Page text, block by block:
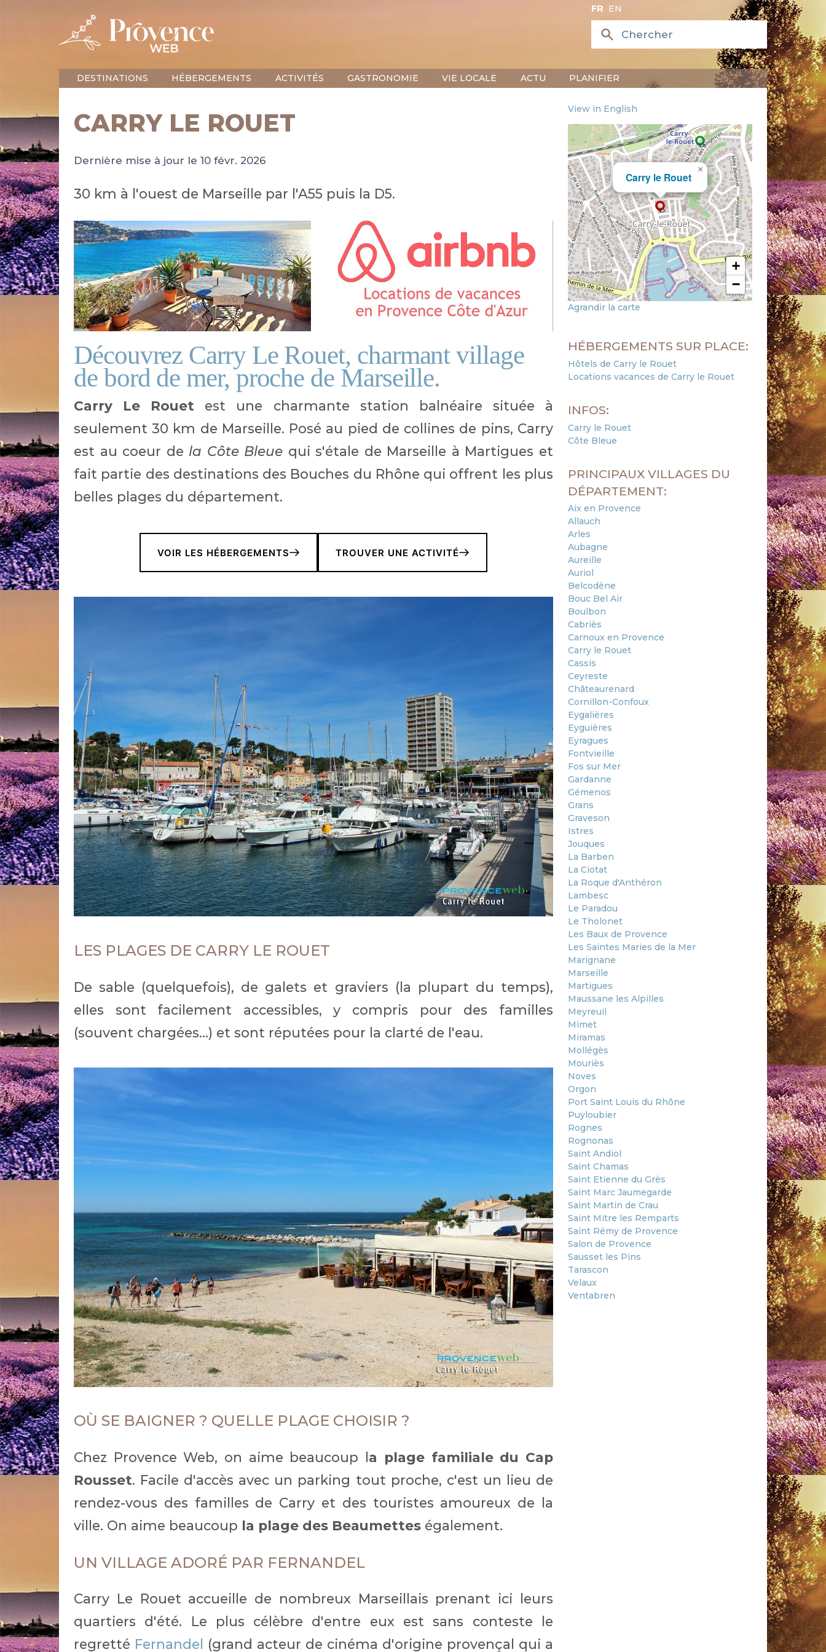
FR EN
DESTINATIONS HÉBERGEMENTS ACTIVITÉS GASTRONOMIE VIE LOCALE ACTU PLANIFIER
CARRY LE ROUET
Dernière mise à jour le 10 févr. 2026
30 km à l'ouest de Marseille par l'A55 puis la D5.
Découvrez Carry Le Rouet, charmant village
de bord de mer, proche de Marseille.
Carry Le Rouet est une charmante station balnéaire située à
seulement 30 km de Marseille. Posé au pied de collines de pins, Carry
est au coeur de la Côte Bleue qui s'étale de Marseille à Martigues et
fait partie des destinations des Bouches du Rhône qui offrent les plus
belles plages du département.
VOIR LES HÉBERGEMENTS TROUVER UNE ACTIVITÉ
LES PLAGES DE CARRY LE ROUET
De sable (quelquefois), de galets et graviers (la plupart du temps),
elles sont facilement accessibles, y compris pour des familles
(souvent chargées...) et sont réputées pour la clarté de l'eau.
OÙ SE BAIGNER ? QUELLE PLAGE CHOISIR ?
Chez Provence Web, on aime beaucoup la plage familiale du Cap
Rousset. Facile d'accès avec un parking tout proche, c'est un lieu de
rendez-vous des familles de Carry et des touristes amoureux de la
ville. On aime beaucoup la plage des Beaumetteségalement.
UN VILLAGE ADORÉ PAR FERNANDEL
Carry Le Rouet accueille de nombreux Marseillais prenant ici leurs
quartiers d'été. Le plus célèbre d'entre eux est sans conteste le
regretté Fernandel (grand acteur de cinéma d'origine provençal qui a
View in English
Carry le Rouet
×
+
−
Agrandir la carte
HÉBERGEMENTS SUR PLACE:
Hôtels de Carry le Rouet
Locations vacances de Carry le Rouet
INFOS:
Carry le Rouet
Côte Bleue
PRINCIPAUX VILLAGES DU
DÉPARTEMENT:
Aix en Provence
Allauch
Arles
Aubagne
Aureille
Auriol
Belcodène
Bouc Bel Air
Boulbon
Cabriès
Carnoux en Provence
Carry le Rouet
Cassis
Ceyreste
Châteaurenard
Cornillon-Confoux
Eygalières
Eyguières
Eyragues
Fontvieille
Fos sur Mer
Gardanne
Gémenos
Grans
Graveson
Istres
Jouques
La Barben
La Ciotat
La Roque d'Anthéron
Lambesc
Le Paradou
Le Tholonet
Les Baux de Provence
Les Saintes Maries de la Mer
Marignane
Marseille
Martigues
Maussane les Alpilles
Meyreuil
Mimet
Miramas
Mollégès
Mouriès
Noves
Orgon
Port Saint Louis du Rhône
Puyloubier
Rognes
Rognonas
Saint Andiol
Saint Chamas
Saint Etienne du Grès
Saint Marc Jaumegarde
Saint Martin de Crau
Saint Mitre les Remparts
Saint Rémy de Provence
Salon de Provence
Sausset les Pins
Tarascon
Velaux
Ventabren